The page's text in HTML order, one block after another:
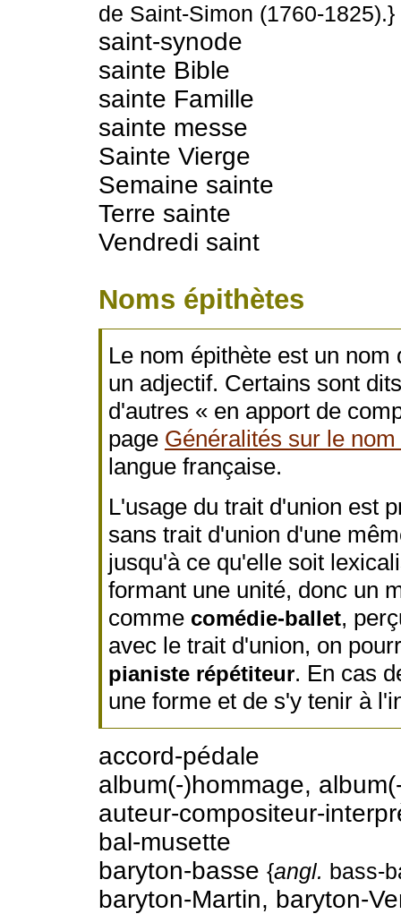
de Saint-Simon (1760-1825).}
saint-synode
sainte Bible
sainte Famille
sainte messe
Sainte Vierge
Semaine sainte
Terre sainte
Vendredi saint
Noms épithètes
Le nom épithète est un
un adjectif. Certains sont
d'autres « en apport de
page Généralités sur le
langue française.
L'usage du trait d'union est
sans trait d'union d'une
jusqu'à ce qu'elle soit
formant une unité, donc un
comme comédie-ballet,
avec le trait d'union, on
pianiste répétiteur. En cas
une forme et de s'y tenir à
accord-pédale
album(-)hommage,
auteur-compositeur-
bal-musette
baryton-basse {angl. bass-
baryton-Martin, baryton-